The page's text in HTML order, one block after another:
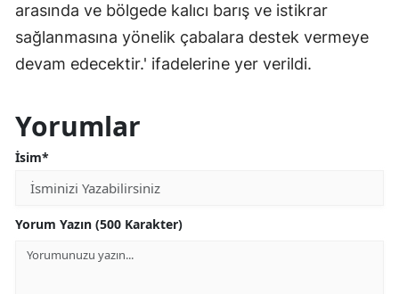
arasında ve bölgede kalıcı barış ve istikrar
sağlanmasına yönelik çabalara destek vermeye
devam edecektir.' ifadelerine yer verildi.
Yorumlar
İsim*
Yorum Yazın (500 Karakter)